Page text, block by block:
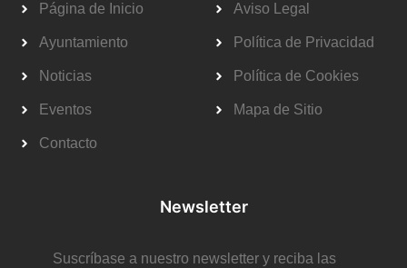
Página de Inicio
Ayuntamiento
Noticias
Eventos
Contacto
Aviso Legal
Política de Privacidad
Política de Cookies
Mapa de Sitio
Newsletter
Suscríbase a nuestro newsletter y reciba las